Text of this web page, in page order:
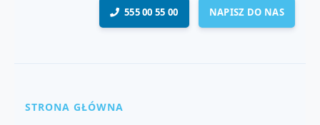
555 00 55 00 NAPISZ DO NAS
STRONA GŁÓWNA